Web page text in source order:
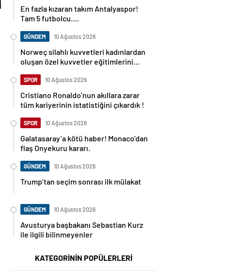
En fazla kızaran takım Antalyaspor!
Tam 5 futbolcu….
GÜNDEM 10 Ağustos 2026
Norweç silahlı kuvvetleri kadınlardan
oluşan özel kuvvetler eğitimlerini
SPOR 10 Ağustos 2026
Cristiano Ronaldo’nun akıllara zarar
tüm kariyerinin istatistiğini çıkardık !
SPOR 10 Ağustos 2026
Galatasaray’a kötü haber! Monaco’dan
flaş Onyekuru kararı.
GÜNDEM 10 Ağustos 2026
Trump’tan seçim sonrası ilk mülakat
GÜNDEM 10 Ağustos 2026
Avusturya başbakanı Sebastian Kurz
ile ilgili bilinmeyenler
KATEGORİNİN POPÜLERLERİ